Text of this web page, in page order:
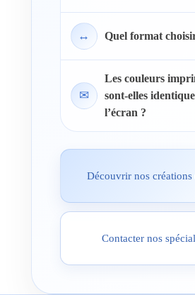
↔ Quel format
✉
Les couleurs
sont-elles
l’écran ?
Découvrir nos créations
Contacter nos